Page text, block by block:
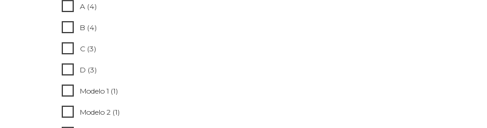
A (4)
B (4)
C (3)
D (3)
Modelo 1 (1)
Modelo 2 (1)